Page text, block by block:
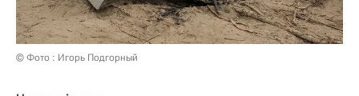
© Фото : Игорь Подгорный